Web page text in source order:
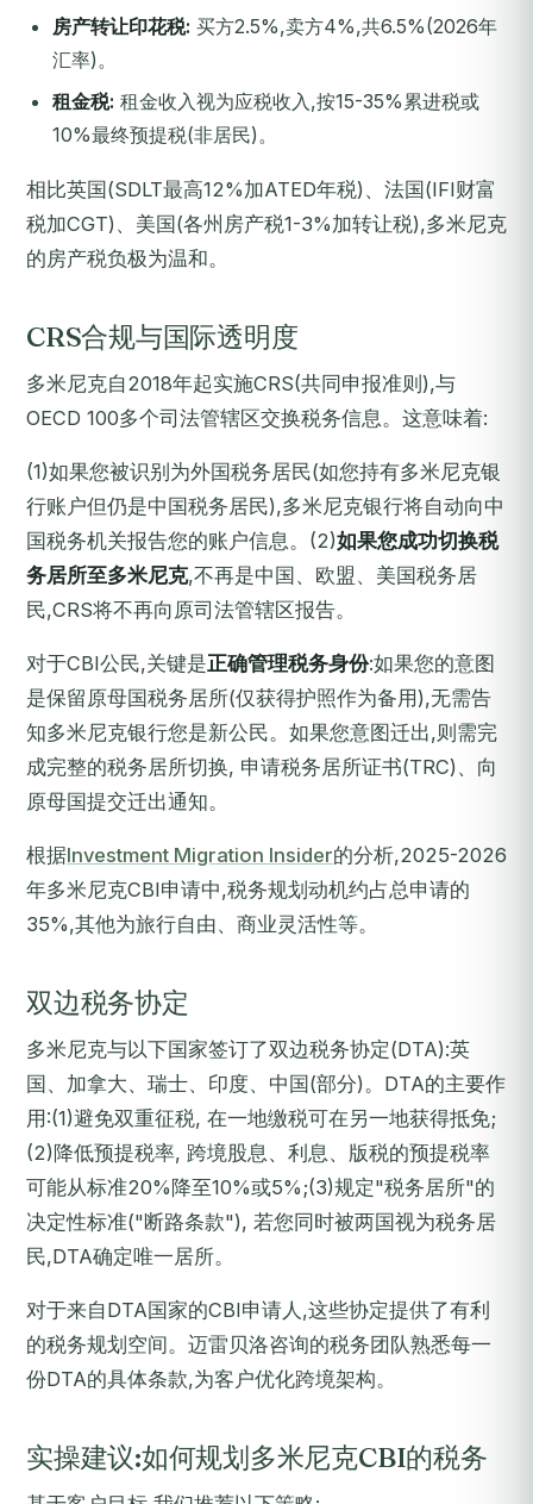
房产转让印花税: 买方2.5%,卖方4%,共6.5%(2026年
汇率)。
租金税: 租金收入视为应税收入,按15-35%累进税或
10%最终预提税(非居民)。
相比英国(SDLT最高12%加ATED年税)、法国(IFI财富
税加CGT)、美国(各州房产税1-3%加转让税),多米尼克
的房产税负极为温和。
CRS合规与国际透明度
多米尼克自2018年起实施CRS(共同申报准则),与
OECD 100多个司法管辖区交换税务信息。这意味着:
(1)如果您被识别为外国税务居民(如您持有多米尼克银
行账户但仍是中国税务居民),多米尼克银行将自动向中
国税务机关报告您的账户信息。(2)如果您成功切换税
务居所至多米尼克,不再是中国、欧盟、美国税务居
民,CRS将不再向原司法管辖区报告。
对于CBI公民,关键是正确管理税务身份:如果您的意图
是保留原母国税务居所(仅获得护照作为备用),无需告
知多米尼克银行您是新公民。如果您意图迁出,则需完
成完整的税务居所切换, 申请税务居所证书(TRC)、向
原母国提交迁出通知。
根据Investment Migration Insider的分析,2025-2026
年多米尼克CBI申请中,税务规划动机约占总申请的
35%,其他为旅行自由、商业灵活性等。
双边税务协定
多米尼克与以下国家签订了双边税务协定(DTA):英
国、加拿大、瑞士、印度、中国(部分)。DTA的主要作
用:(1)避免双重征税, 在一地缴税可在另一地获得抵免;
(2)降低预提税率, 跨境股息、利息、版税的预提税率
可能从标准20%降至10%或5%;(3)规定"税务居所"的
决定性标准("断路条款"), 若您同时被两国视为税务居
民,DTA确定唯一居所。
对于来自DTA国家的CBI申请人,这些协定提供了有利
的税务规划空间。迈雷贝洛咨询的税务团队熟悉每一
份DTA的具体条款,为客户优化跨境架构。
实操建议:如何规划多米尼克CBI的税务